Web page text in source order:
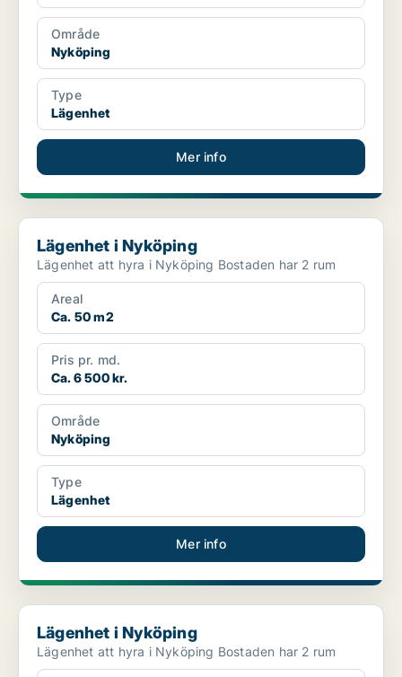
Område
Nyköping
Type
Lägenhet
Mer info
Lägenhet i Nyköping
Lägenhet i Nyköping
Lägenhet att hyra i Nyköping Bostaden har 2 rum
Areal
Ca. 50 m2
Pris pr. md.
Ca. 6 500 kr.
Område
Nyköping
Type
Lägenhet
Mer info
Lägenhet i Nyköping
Lägenhet i Nyköping
Lägenhet att hyra i Nyköping Bostaden har 2 rum